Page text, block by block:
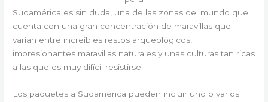
Sudamérica es sin duda, una de las zonas del mundo que
cuenta con una gran concentración de maravillas que
varían entre increíbles restos arqueológicos,
impresionantes maravillas naturales y unas culturas tan ricas
a las que es muy difícil resistirse.
Los paquetes a Sudamérica pueden incluir uno o varios